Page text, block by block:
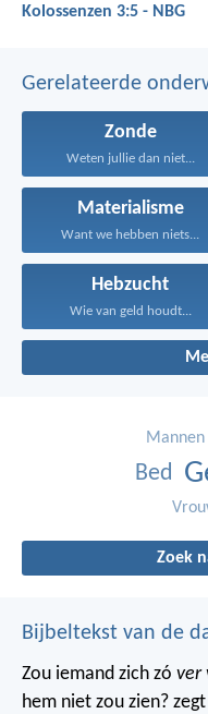
Kolossenzen 3:5 - NBG
Gerelateerde
Zonde
Weten jullie dan niet...
Materialisme
Want we hebben niets...
Hebzucht
Wie van geld houdt...
Mannen
Bed
Zoek
Bijbeltekst van de
Zou iemand zich zó ver
hem niet zou zien?